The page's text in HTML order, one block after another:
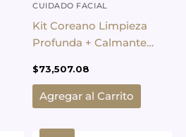
CUIDADO FACIAL
Kit Coreano Limpieza
Profunda + Calmante
$73,507.08
Agregar al Carrito